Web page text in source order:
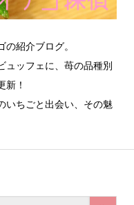
紹介ブログ。
ュッフェに、苺の品種別
新！
いちごと出会い、その魅